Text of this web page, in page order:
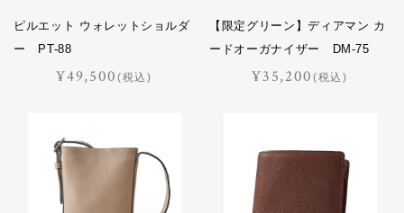
ピルエット ウォレットショルダ
ー PT-88
¥49,500(税込)
【限定グリーン】ディアマン カ
ードオーガナイザー DM-75
¥35,200(税込)